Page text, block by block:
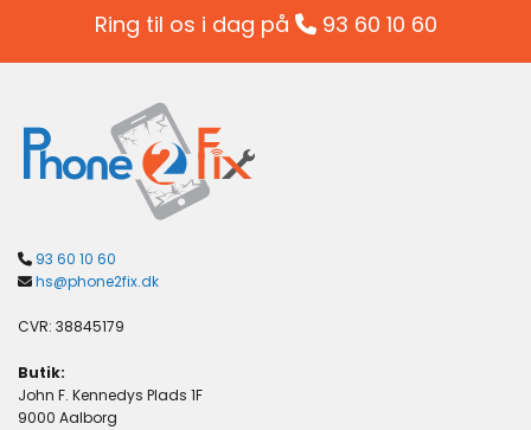
Ring til os i dag på  93 60 10 60
 93 60 10 60
 hs@phone2fix.dk
CVR: 38845179
Butik:
John F. Kennedys Plads 1F
9000 Aalborg